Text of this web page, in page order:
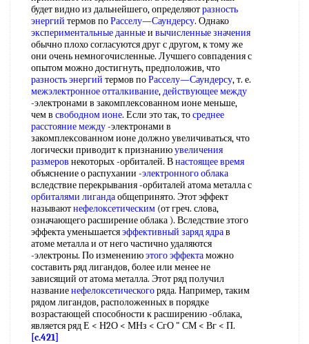
будет видно из дальнейшего, определяютразность
энергий термов поРасселу—Саундерсу. Однако
экспериментальные данныеи вычисленные значения
обычно плохо согласуются друг с другом, к тому же
они очень немногочисленные. Лучшего совпадения с
опытом можно достигнуть, предположив, что
разность энергий термов поРасселу—Саундерсу, т. е.
межэлектронное отталкивание,действующее между
-электронами в закомплексованном ионе меньше,
чем в свободном ионе. Если это так, тосреднее
расстояние между-электронами в
закомплексованном ионе должно увеличиваться, что
логически приводит к признаниюувеличения
размеров некоторых -орбиталей. Внастоящее время
объяснение о распухании -электронного облака
вследствие перекрывания -орбиталей атома металла с
орбиталями лигандаобщепринято. Этот эффект
называютнефелоксетическим (от греч. слова,
означающего расширение облака ). Вследствие зтого
эффекта уменьшаетсяэффективный заряд ядрав
атоме металла и от него частично удаляются
-электроны. По изменениюэтого эффектаможно
составить ряд лигандов, более или менее не
зависящий от атома металла. Этот ряд получил
названиенефелоксетическогоряда. Например, таким
рядом лигандов, расположенных в порядке
возрастающей способности к расширению -облака,
является ряд Е < Н2О < МНз < СгО " СМ < Вг < П.
[c.421]